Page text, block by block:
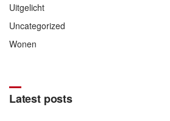
Uitgelicht
Uncategorized
Wonen
Latest posts